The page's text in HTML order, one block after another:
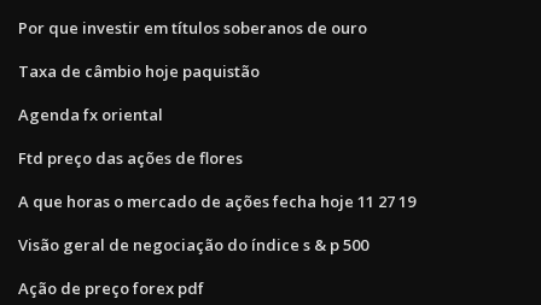
Por que investir em títulos soberanos de ouro
Taxa de câmbio hoje paquistão
Agenda fx oriental
Ftd preço das ações de flores
A que horas o mercado de ações fecha hoje 11 27 19
Visão geral de negociação do índice s & p 500
Ação de preço forex pdf